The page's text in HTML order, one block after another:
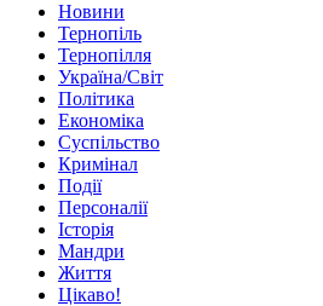
Новини
Тернопіль
Тернопілля
Україна/Світ
Політика
Економіка
Суспільство
Кримінал
Події
Персоналії
Історія
Мандри
Життя
Цікаво!